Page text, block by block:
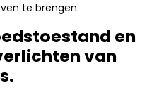
te brengen.
en
van